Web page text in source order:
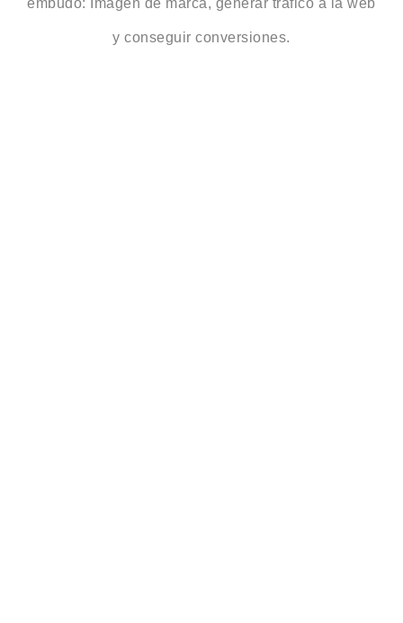
y conseguir conversiones.